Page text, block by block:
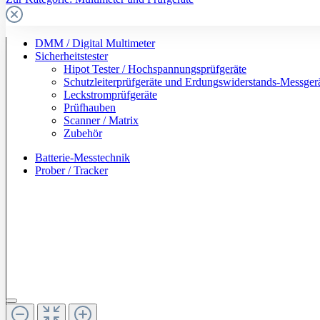
DMM / Digital Multimeter
Sicherheitstester
Hipot Tester / Hochspannungsprüfgeräte
Schutzleiterprüfgeräte und Erdungswiderstands-
Leckstromprüfgeräte
Prüfhauben
Scanner / Matrix
Zubehör
Batterie-Messtechnik
Prober / Tracker